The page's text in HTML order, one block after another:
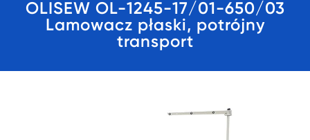
OLISEW OL-1245-17/01-650/03
Lamowacz płaski, potrójny
transport